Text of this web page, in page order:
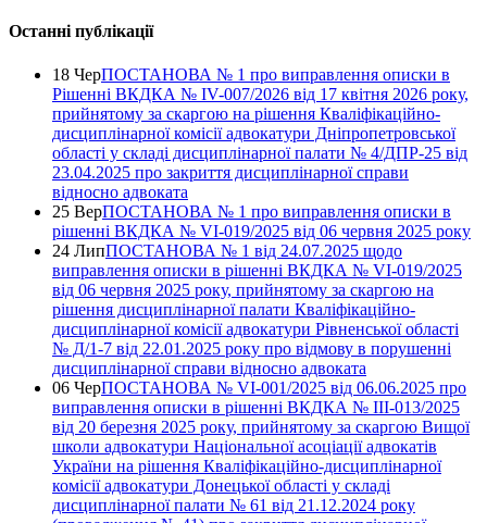
Останні публікації
18 ЧерПОСТАНОВА № 1 про виправлення описки в
Рішенні ВКДКА № IV-007/2026 від 17 квітня 2026 року,
прийнятому за скаргою на рішення Кваліфікаційно-
дисциплінарної комісії адвокатури Дніпропетровської
області у складі дисциплінарної палати № 4/ДПР-25 від
23.04.2025 про закриття дисциплінарної справи
відносно адвоката
25 ВерПОСТАНОВА № 1 про виправлення описки в
рішенні ВКДКА № VI-019/2025 від 06 червня 2025 року
24 ЛипПОСТАНОВА № 1 від 24.07.2025 щодо
виправлення описки в рішенні ВКДКА № VI-019/2025
від 06 червня 2025 року, прийнятому за скаргою на
рішення дисциплінарної палати Кваліфікаційно-
дисциплінарної комісії адвокатури Рівненської області
№ Д/1-7 від 22.01.2025 року про відмову в порушенні
дисциплінарної справи відносно адвоката
06 ЧерПОСТАНОВА № VI-001/2025 від 06.06.2025 про
виправлення описки в рішенні ВКДКА № ІІІ-013/2025
від 20 березня 2025 року, прийнятому за скаргою Вищої
школи адвокатури Національної асоціації адвокатів
України на рішення Кваліфікаційно-дисциплінарної
комісії адвокатури Донецької області у складі
дисциплінарної палати № 61 від 21.12.2024 року